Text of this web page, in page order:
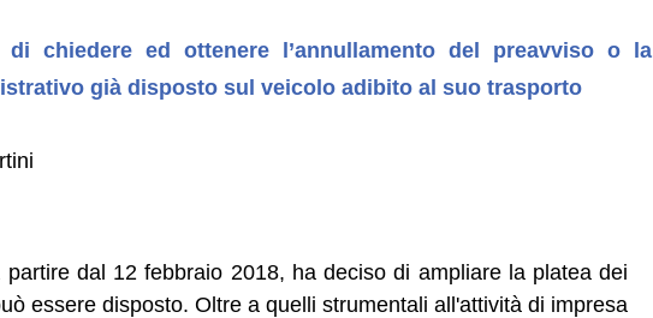
chiedere ed ottenere l’annullamento del preavviso o la
già disposto sul veicolo adibito al suo trasporto
dal 12 febbraio 2018, ha deciso di ampliare la platea dei
essere disposto. Oltre a quelli strumentali all'attività di impresa